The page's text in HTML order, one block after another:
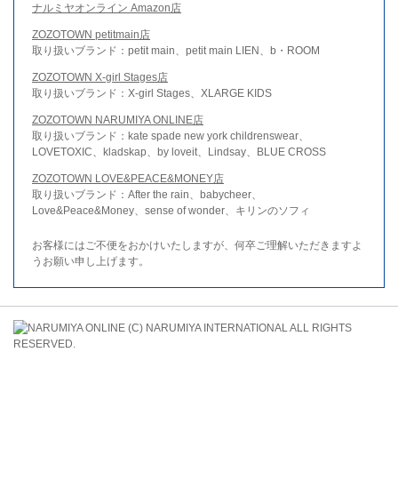
ナルミヤオンライン Amazon店
ZOZOTOWN petitmain店
取り扱いブランド：petit main、petit main LIEN、b・ROOM
ZOZOTOWN X-girl Stages店
取り扱いブランド：X-girl Stages、XLARGE KIDS
ZOZOTOWN NARUMIYA ONLINE店
取り扱いブランド：kate spade new york childrenswear、
LOVETOXIC、kladskap、by loveit、Lindsay、BLUE CROSS
ZOZOTOWN LOVE&PEACE&MONEY店
取り扱いブランド：After the rain、babycheer、
Love&Peace&Money、sense of wonder、キリンのソフィ
お客様にはご不便をおかけいたしますが、何卒ご理解いただきますよ
うお願い申し上げます。